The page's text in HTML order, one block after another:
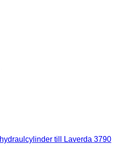
hydraulcylinder till Laverda 3790